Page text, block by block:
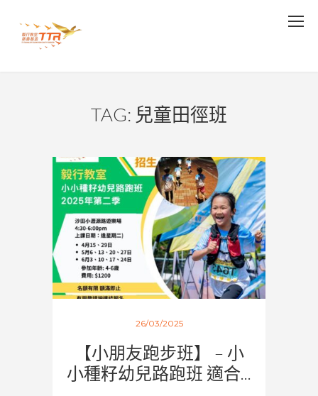
TAG: 兒童田徑班
26/03/2025
【小朋友跑步班】 – 小
小種籽幼兒路跑班 適合...